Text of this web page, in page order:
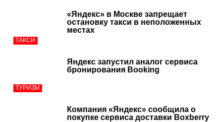
ТАКСИ
«Яндекс» в Москве запрещает
остановку такси в неположенных
местах
ТУРИЗМ
Яндекс запустил аналог сервиса
бронирования Booking
Компания «Яндекс» сообщила о
покупке сервиса доставки Boxberry